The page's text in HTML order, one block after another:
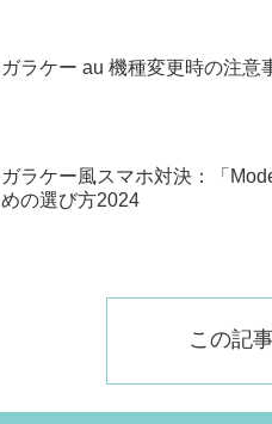
ガラケー au 機種変更時の注意
ガラケー風スマホ対決：「
めの選び方2024
この記